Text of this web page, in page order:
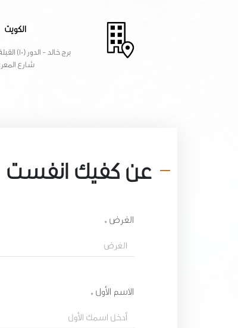
الكويت
شارع
عن كفيك انفست
الغرض *
الاسم الأول *